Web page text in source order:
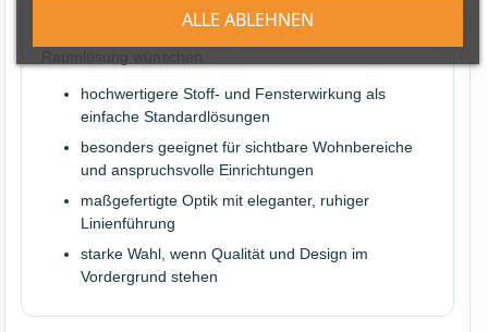
sich dieses Produkt für Kunden, die nicht nur Sichtschutz
hochwertigere Stoff- und Fensterwirkung als
einfache Standardlösungen
besonders geeignet für sichtbare Wohnbereiche
und anspruchsvolle Einrichtungen
maßgefertigte Optik mit eleganter, ruhiger
Linienführung
starke Wahl, wenn Qualität und Design im
Vordergrund stehen
ALLE ABLEHNEN